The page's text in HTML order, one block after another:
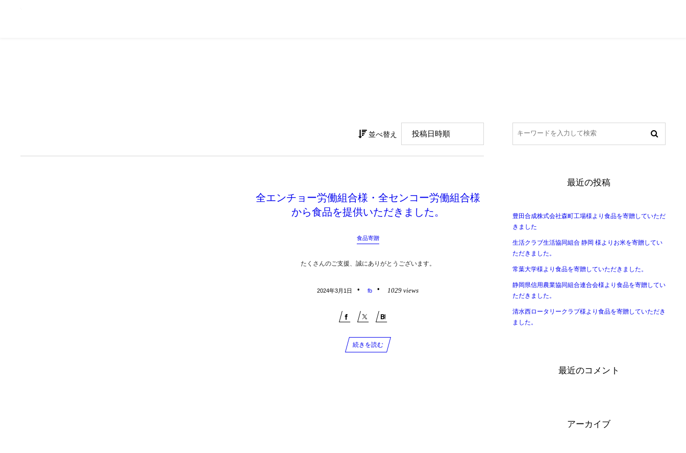
並べ替え
全エンチョー労働組合様・全センコー労働組合様
から食品を提供いただきました。
食品寄贈
たくさんのご支援、誠にありがとうございます。
2024年3月1日 fb 1029 views
続きを読む
最近の投稿
豊田合成株式会社森町工場様より食品を寄贈していただ
きました
生活クラブ生活協同組合 静岡 様よりお米を寄贈してい
ただきました。
常葉大学様より食品を寄贈していただきました。
静岡県信用農業協同組合連合会様より食品を寄贈してい
ただきました。
清水西ロータリークラブ様より食品を寄贈していただき
ました。
最近のコメント
アーカイブ